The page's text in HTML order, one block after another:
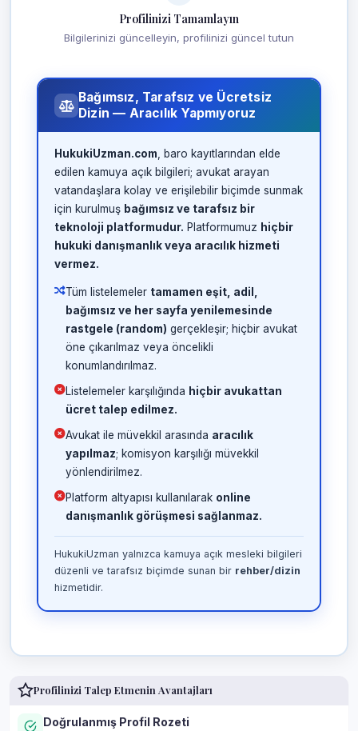
Profilinizi Tamamlayın
Bilgilerinizi güncelleyin, profilinizi güncel tutun
Bağımsız, Tarafsız ve Ücretsiz
Dizin — Aracılık Yapmıyoruz
HukukiUzman.com , baro kayıtlarından elde
edilen kamuya açık bilgileri; avukat arayan
vatandaşlara kolay ve erişilebilir biçimde sunmak
için kurulmuş bağımsız ve tarafsız bir
teknoloji platformudur. Platformumuz hiçbir
hukuki danışmanlık veya aracılık hizmeti
vermez.
Tüm listelemeler tamamen eşit, adil,
bağımsız ve her sayfa yenilemesinde
rastgele (random) gerçekleşir; hiçbir avukat
öne çıkarılmaz veya öncelikli
konumlandırılmaz.
Listelemeler karşılığında hiçbir avukattan
ücret talep edilmez.
Avukat ile müvekkil arasında aracılık
yapılmaz; komisyon karşılığı müvekkil
yönlendirilmez.
Platform altyapısı kullanılarak online
danışmanlık görüşmesi sağlanmaz.
HukukiUzman yalnızca kamuya açık mesleki bilgileri
düzenli ve tarafsız biçimde sunan bir rehber/dizin
hizmetidir.
Profilinizi Talep Etmenin Avantajları
Doğrulanmış Profil Rozeti